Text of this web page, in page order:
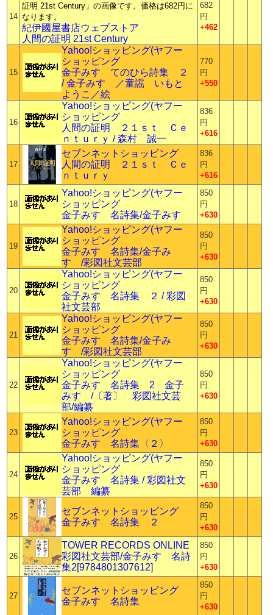
14
紀伊國屋書店ウェブストア
人間の証明 21st Century
682
円
+462
15
Yahoo!ショッピング(ヤフー
ショッピング
金子みすゞてのひら詩集 ２
/ 金子みすゞ／童謡 いもと
ようこ／絵
770
円
+550
16
Yahoo!ショッピング(ヤフー
ショッピング
人間の証明 ２１ｓｔ Ｃｅ
ｎｔｕｒｙ / 森村 誠一
836
円
+616
17
セブンネットショッピング
人間の証明 ２１ｓｔ Ｃｅ
ｎｔｕｒｙ
836
円
+616
18
Yahoo!ショッピング(ヤフー
ショッピング
金子みすゞ名詩集/金子みすゞ
850
円
+630
19
Yahoo!ショッピング(ヤフー
ショッピング
金子みすゞ名詩集/金子み
すゞ/彩図社文芸部
850
円
+630
20
Yahoo!ショッピング(ヤフー
ショッピング
金子みすゞ名詩集 ２ / 彩図
社文芸部
850
円
+630
21
Yahoo!ショッピング(ヤフー
ショッピング
金子みすゞ名詩集/金子み
すゞ/彩図社文芸部
850
円
+630
22
Yahoo!ショッピング(ヤフー
ショッピング
金子みすゞ名詩集 2 金子
みすゞ/〔著〕 彩図社文芸
部/編纂
850
円
+630
23
Yahoo!ショッピング(ヤフー
ショッピング
金子みすゞ名詩集〈２〉
850
円
+630
24
Yahoo!ショッピング(ヤフー
ショッピング
金子みすゞ名詩集 / 彩図社文
芸部 編纂
850
円
+630
25
セブンネットショッピング
金子みすゞ名詩集 ２
850
円
+630
26
TOWER RECORDS ONLINE
彩図社文芸部/金子みすゞ名詩
集2[9784801307612]
850
円
+630
27
セブンネットショッピング
金子みすゞ名詩集
850
円
+630